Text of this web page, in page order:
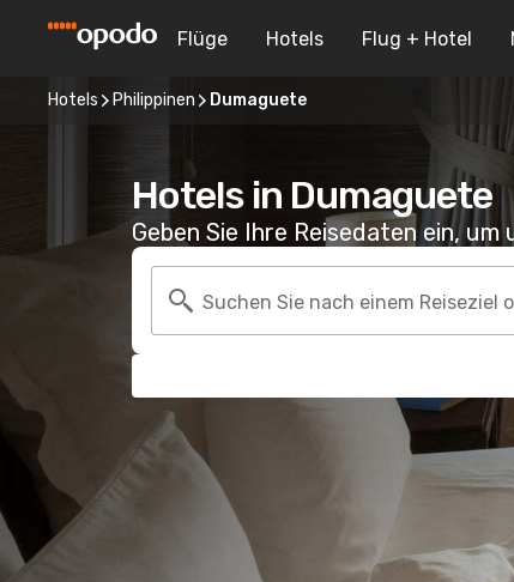
Flüge Hotels Flug + Hotel
Hotels Philippinen Dumaguete
Hotels in Dumaguete
Geben Sie Ihre Reisedaten ein,